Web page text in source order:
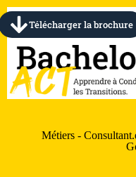
Télécharger la brochure
Métiers -